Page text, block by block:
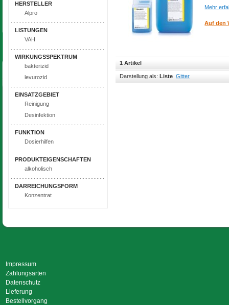
Mehr
Auf den
1 Artikel
Darstellung als: Liste Gitter
HERSTELLER
Alpro
LISTUNGEN
VAH
WIRKUNGSSPEKTRUM
bakterizid
levurozid
EINSATZGEBIET
Reinigung
Desinfektion
FUNKTION
Dosierhilfen
PRODUKTEIGENSCHAFTEN
alkoholisch
DARREICHUNGSFORM
Konzentrat
Impressum
Zahlungsarten
Datenschutz
Lieferung
Bestellvorgang